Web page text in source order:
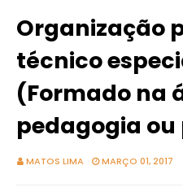
Organização
técnico
(Formado na
pedagogia
MATOS LIMA MARÇO 01, 2017